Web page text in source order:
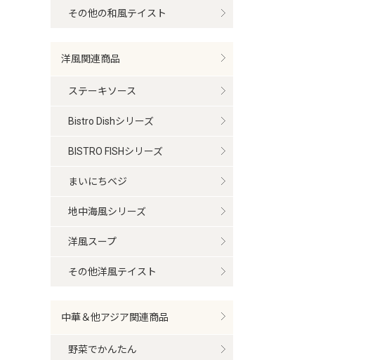
その他の和風テイスト
洋風関連商品
ステーキソース
Bistro Dishシリーズ
BISTRO FISHシリーズ
まいにちベジ
地中海風シリーズ
洋風スープ
その他洋風テイスト
中華＆他アジア関連商品
野菜でかんたん